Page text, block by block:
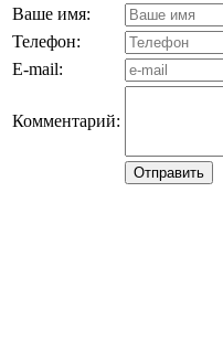
Ваше имя:
Телефон:
E-mail:
Комментарий: